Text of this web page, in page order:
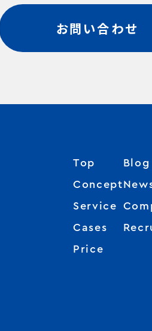
お問い合わせ
Top
Concept
Service
Cases
Price
Blog